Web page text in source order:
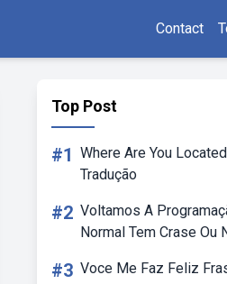
Contact
Top Post
#1 Where Are You Located
Tradução
#2 Voltamos A
Normal Tem Crase Ou
#3 Voce Me Faz Feliz